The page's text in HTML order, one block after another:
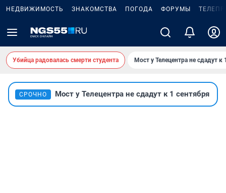
НЕДВИЖИМОСТЬ ЗНАКОМСТВА ПОГОДА ФОРУМЫ
Убийца радовалась смерти студента Мост у Телецентра не сдадут к
СРОЧНО Мост у Телецентра не сдадут к 1 сентября